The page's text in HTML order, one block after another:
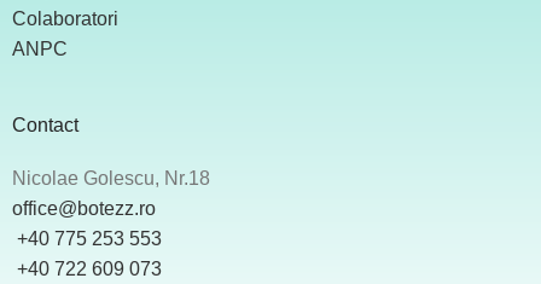
Colaboratori
ANPC
Contact
Nicolae Golescu, Nr.18
office@botezz.ro
+40 775 253 553
‪ +40 722 609 073